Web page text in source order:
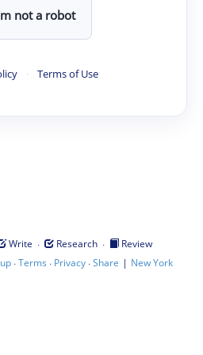
not a robot
· Terms of Use
Write · Research ·
Review
·Terms · Privacy·Share | New York